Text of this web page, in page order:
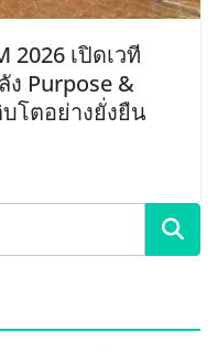
2026 เปิดเวที
Purpose &
โตอย่างยั่งยืน